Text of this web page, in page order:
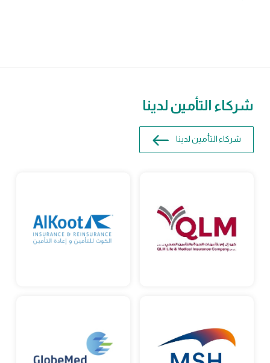
شركاء التأمين لدينا
شركاء التأمين لدينا